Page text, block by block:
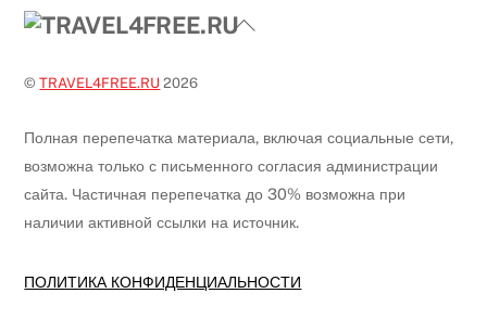
Back
©TRAVEL4FREE.RU 2026
Полная перепечатка материала, включая социальные сети,
возможна только с письменного согласия администрации
сайта. Частичная перепечатка до 30% возможна при
наличии активной ссылки на источник.
ПОЛИТИКА КОНФИДЕНЦИАЛЬНОСТИ